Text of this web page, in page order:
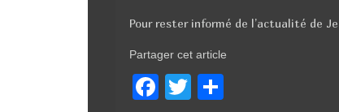
Pour rester informé de l’actualité de
Partager cet article
F T P